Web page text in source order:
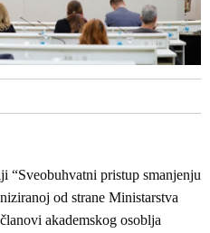
“Sveobuhvatni pristup smanjenju
od strane Ministarstva
akademskog osoblja